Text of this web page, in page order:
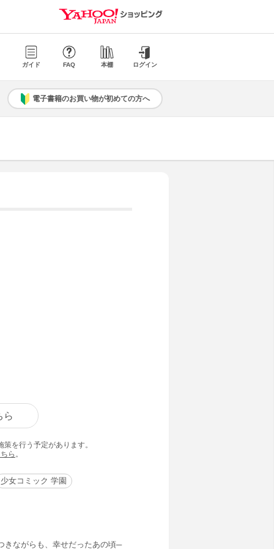
ガイド FAQ 本棚 ログイン
電子書籍のお買い物が初めての方へ
ら
を行う予定があります。
ら 。
少女コミック 学園
きながらも、幸せだったあの頃─